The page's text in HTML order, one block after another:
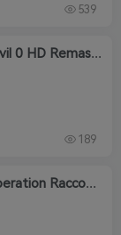
539
【生化危机0高清版/HD重置版】Resident Evil 0 HD Remaster
189
《生化危机：浣熊市行动》Resident Evil Operation Raccoon City